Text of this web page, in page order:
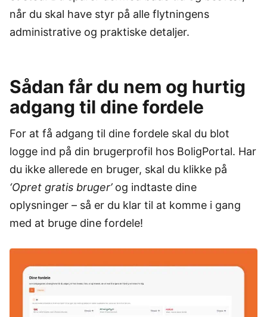
når du skal have styr på alle flytningens
administrative og praktiske detaljer.
Sådan får du nem og hurtig
adgang til dine fordele
For at få adgang til dine fordele skal du blot
logge ind på din brugerprofil hos BoligPortal. Har
du ikke allerede en bruger, skal du klikke på
‘Opret gratis bruger’ og indtaste dine
oplysninger – så er du klar til at komme i gang
med at bruge dine fordele!